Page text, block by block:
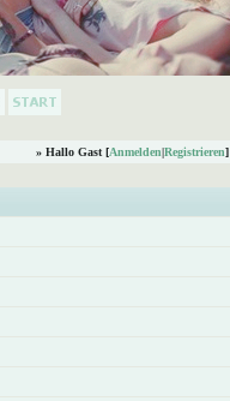
» Hallo Gast [Anmelden|Registrieren]